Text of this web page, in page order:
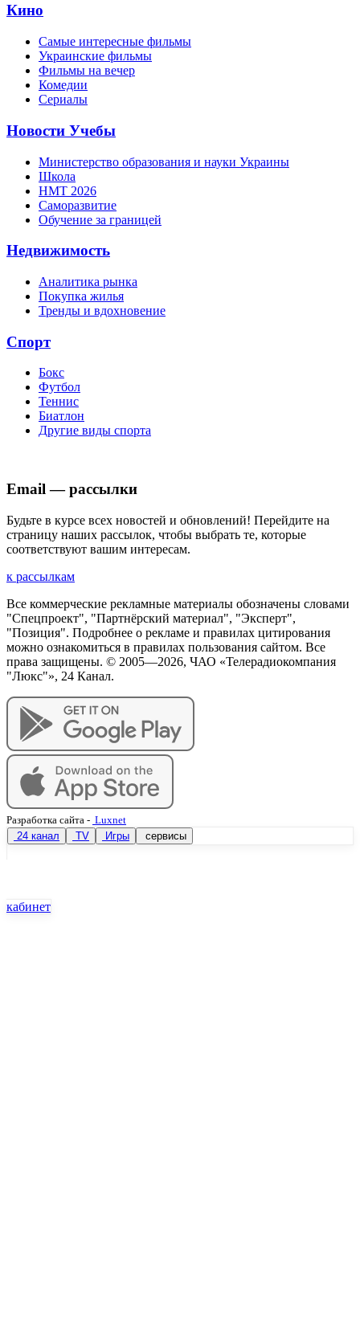
Кино
Самые интересные фильмы
Украинские фильмы
Фильмы на вечер
Комедии
Сериалы
Новости Учебы
Министерство образования и науки Украины
Школа
НМТ 2026
Саморазвитие
Обучение за границей
Недвижимость
Аналитика рынка
Покупка жилья
Тренды и вдохновение
Спорт
Бокс
Футбол
Теннис
Биатлон
Другие виды спорта
Email — рассылки
Будьте в курсе всех новостей и обновлений! Перейдите на
страницу наших рассылок, чтобы выбрать те, которые
соответствуют вашим интересам.
к рассылкам
Все коммерческие рекламные материалы обозначены словами
"Спецпроект", "Партнёрский материал", "Эксперт",
"Позиция". Подробнее о рекламе и правилах цитирования
можно ознакомиться в правилах пользования сайтом. Все
права защищены. © 2005—2026, ЧАО «Телерадиокомпания
"Люкс"», 24 Канал.
Разработка сайта - Luxnet
24 канал
TV Игры сервисы
кабинет